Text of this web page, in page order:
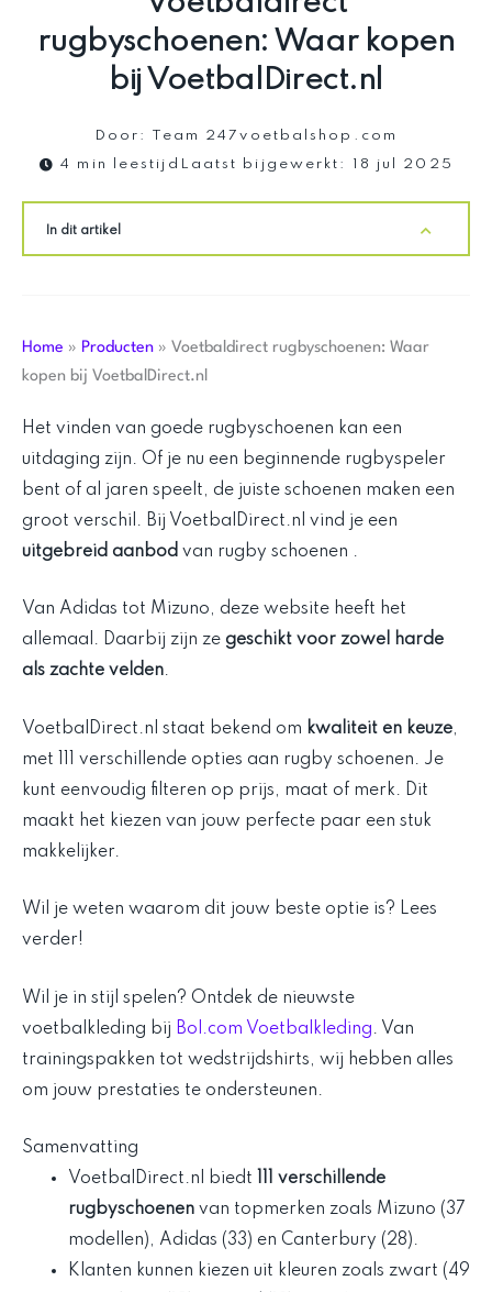
rugbyschoenen: Waar kopen
bij VoetbalDirect.nl
Door:
Team 247voetbalshop.com
4 min leestijd Laatst bijgewerkt: 18 jul 2025
In dit artikel
Home » Producten » Voetbaldirect rugbyschoenen: Waar
kopen bij VoetbalDirect.nl
Het vinden van goede rugbyschoenen kan een
uitdaging zijn. Of je nu een beginnende rugbyspeler
bent of al jaren speelt, de juiste schoenen maken een
groot verschil. Bij VoetbalDirect.nl vind je een
uitgebreid aanbod van rugby schoenen .
Van Adidas tot Mizuno, deze website heeft het
allemaal. Daarbij zijn ze geschikt voor zowel harde
als zachte velden.
VoetbalDirect.nl staat bekend om kwaliteit en keuze,
met 111 verschillende opties aan rugby schoenen. Je
kunt eenvoudig filteren op prijs, maat of merk. Dit
maakt het kiezen van jouw perfecte paar een stuk
makkelijker.
Wil je weten waarom dit jouw beste optie is? Lees
verder!
Wil je in stijl spelen? Ontdek de nieuwste
voetbalkleding bij Bol.com Voetbalkleding. Van
trainingspakken tot wedstrijdshirts, wij hebben alles
om jouw prestaties te ondersteunen.
Samenvatting
VoetbalDirect.nl biedt
111 verschillende
rugbyschoenen van topmerken zoals Mizuno (37
modellen), Adidas (33) en Canterbury (28).
Klanten kunnen kiezen uit kleuren zoals zwart (49